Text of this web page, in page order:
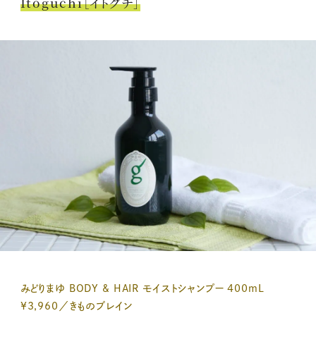
みどりまゆ BODY & HAIR モイストシャンプー 400mL
¥3,960／きものブレイン